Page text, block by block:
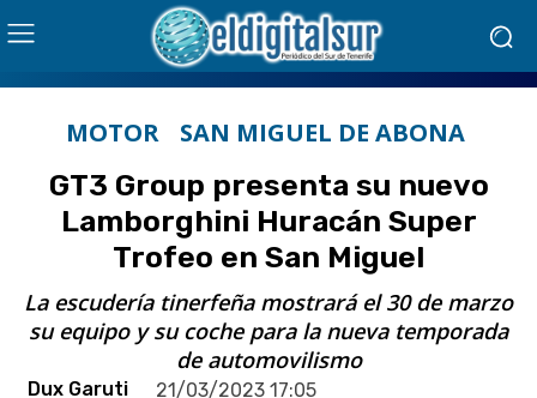
MOTOR SAN MIGUEL DE ABONA
GT3 Group presenta su nuevo
Lamborghini Huracán Super
Trofeo en San Miguel
La escudería tinerfeña mostrará el 30 de marzo
su equipo y su coche para la nueva temporada
de automovilismo
Dux Garuti 21/03/2023 17:05